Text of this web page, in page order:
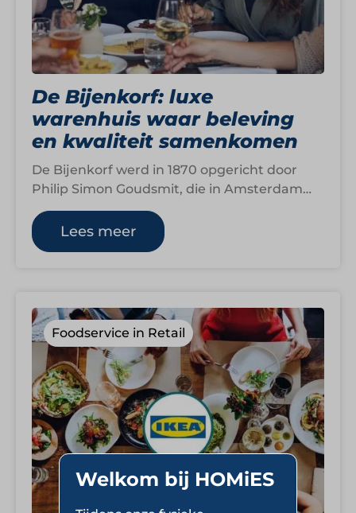
De Bijenkorf: luxe
warenhuis waar beleving
en kwaliteit samenkomen
De Bijenkorf werd in 1870 opgericht door
Philip Simon Goudsmit, die in Amsterdam
een kleine fourniturenwinkel opende onder
de naam…Lees meer
Foodservice in Retail
Welkom bij HOMiES